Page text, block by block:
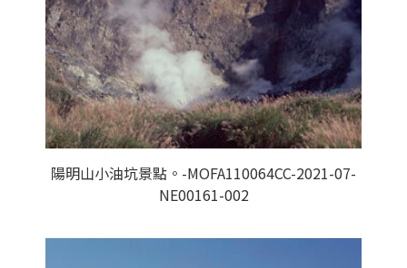
陽明山小油坑景點。-MOFA110064CC-2021-07-
NE00161-002